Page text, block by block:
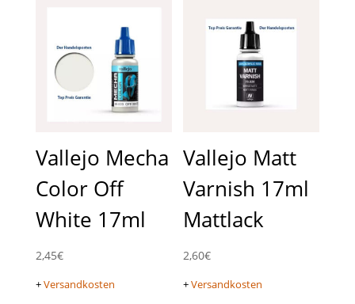
Vallejo Mecha
Color Off
White 17ml
2,45€
+Versandkosten
Vallejo Matt
Varnish 17ml
Mattlack
2,60€
+Versandkosten